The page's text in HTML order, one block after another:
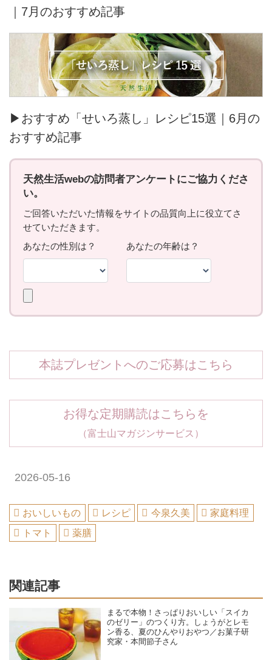
｜7月のおすすめ記事
▶おすすめ「せいろ蒸し」レシピ15選｜6月の
おすすめ記事
本誌プレゼントへのご応募はこちら
お得な定期購読はこちらを
（富士山マガジンサービス）
2026-05-16
おいしいもの レシピ 今泉久美
家庭料理
トマト
薬膳
関連記事
まるで本物！さっぱりおいしい「スイカ
のゼリー」のつくり方。しょうがとレモ
ン香る、夏のひんやりおやつ／お菓子研
究家・本間節子さん